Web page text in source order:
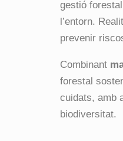
gestió
l’entorn.
prevenir
Combinant
forestal
cuidats, amb
biodiversitat.